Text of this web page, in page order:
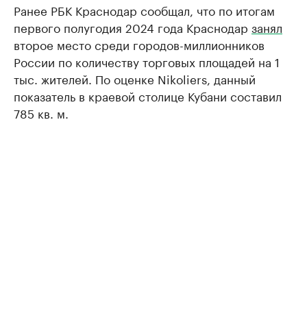
Ранее РБК Краснодар сообщал, что по итогам
первого полугодия 2024 года Краснодар занял
второе место среди городов-миллионников
России по количеству торговых площадей на 1
тыс. жителей. По оценке Nikoliers, данный
показатель в краевой столице Кубани составил
785 кв. м.